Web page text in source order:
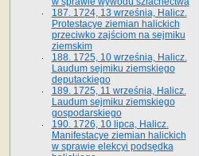
187. 1724, 13 września, Halicz.
Protestacye ziemian halickich
przeciwko zajściom na sejmiku
ziemskim
188. 1725, 10 września, Halicz.
Laudum sejmiku ziemskiego
deputackiego
189. 1725, 11 września, Halicz.
Laudum sejmiku ziemskiego
gospodarskiego
190. 1726, 10 lipca, Halicz.
Manifestacye ziemian halickich
w sprawie elekcyi podsędka